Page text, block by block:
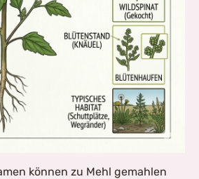
können zu Mehl gemahlen